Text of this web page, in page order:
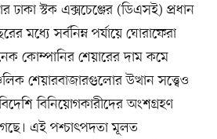
ঢাকা স্টক এক্সচেঞ্জের (ডিএসই) প্রধান
মধ্যে সর্বনিম্ন পর্যায়ে ঘোরাফেরা
কোম্পানির শেয়ারের দাম কমে
শেয়ারবাজারগুলোর উত্থান সত্ত্বেও
বিনিয়োগকারীদের অংশগ্রহণ
এই পশ্চাৎপদতা মূলত